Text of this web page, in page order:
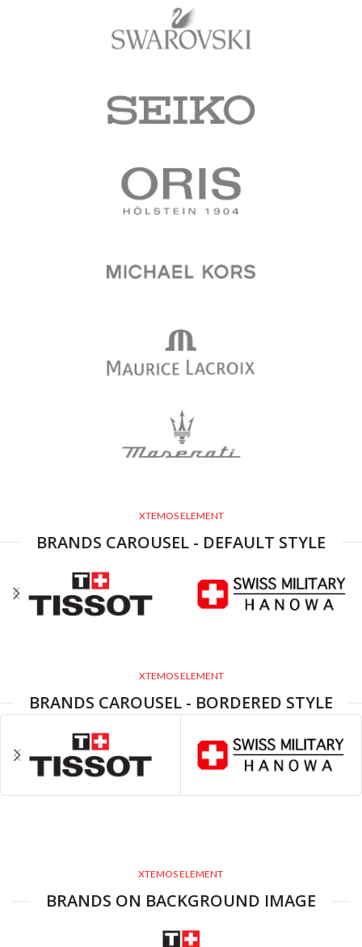
XTEMOS ELEMENT
BRANDS CAROUSEL - DEFAULT STYLE
XTEMOS ELEMENT
BRANDS CAROUSEL - BORDERED STYLE
XTEMOS ELEMENT
BRANDS ON BACKGROUND IMAGE